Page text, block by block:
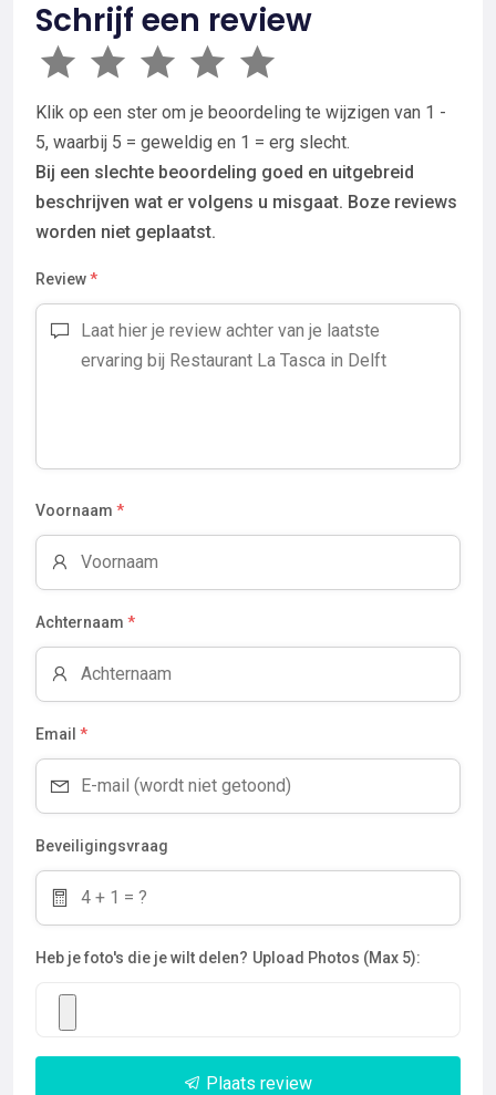
Schrijf een review
Klik op een ster om je beoordeling te wijzigen van 1 -
5, waarbij 5 = geweldig en 1 = erg slecht.
Bij een slechte beoordeling goed en uitgebreid
beschrijven wat er volgens u misgaat. Boze reviews
worden niet geplaatst.
Review*
Voornaam *
Achternaam *
Email *
Beveiligingsvraag
Heb je foto's die je wilt delen? Upload Photos (Max 5):
Plaats review